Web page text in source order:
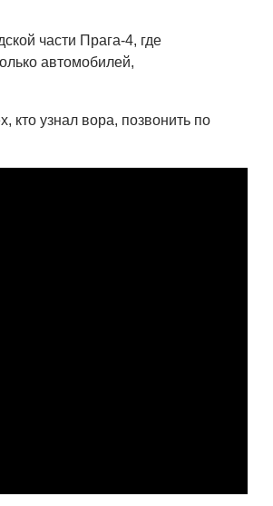
части Прага-4, где
автомобилей,
кто узнал вора, позвонить по